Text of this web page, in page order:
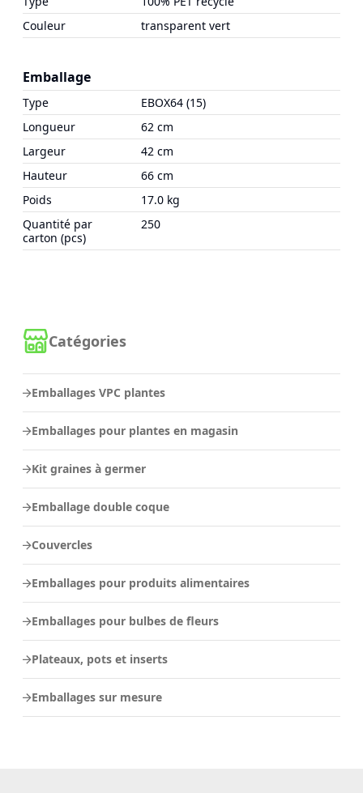
Catégories
Emballages VPC plantes
Emballages pour plantes en magasin
Kit graines à germer
Emballage double coque
Couvercles
Emballages pour produits alimentaires
Emballages pour bulbes de fleurs
Plateaux, pots et inserts
Emballages sur mesure
Couleur
transparent vert
Emballage
Type
EBOX64 (15)
Longueur
62 cm
Largeur
42 cm
Hauteur
66 cm
Poids
17.0 kg
Quantité par
carton (pcs)
250